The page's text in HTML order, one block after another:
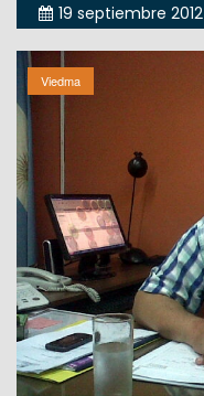
19 septiembre 2012
Viedma